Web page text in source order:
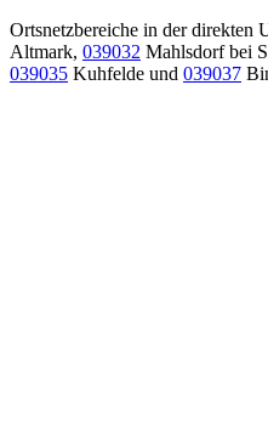
Ortsnetzbereiche in der direkten
Altmark, 039032 Mahlsdorf bei
039035 Kuhfelde und 039037